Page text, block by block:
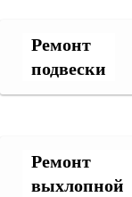
Ремонт
подвески
Ремонт
выхлопной